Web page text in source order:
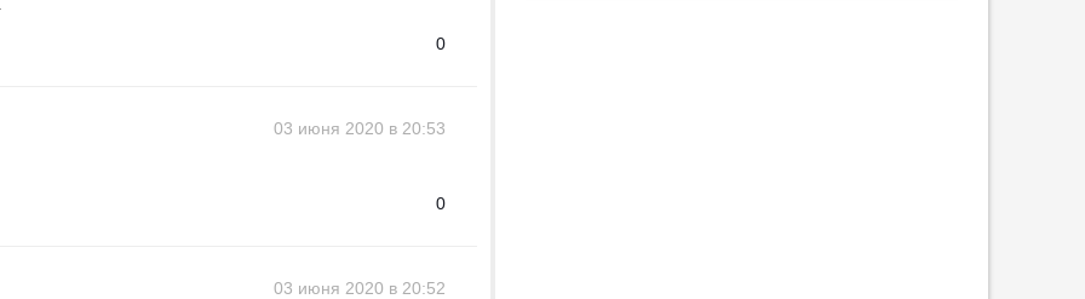
0
03 июня 2020 в 20:53
0
03 июня 2020 в 20:52